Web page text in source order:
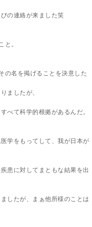
の連絡が来ました笑
。
の名を掲げることを決意した
ましたが、
べて科学的根拠があるんだ。
学をもってして、我が日本が
患に対してまともな結果を出
したが、まぁ他所様のことは